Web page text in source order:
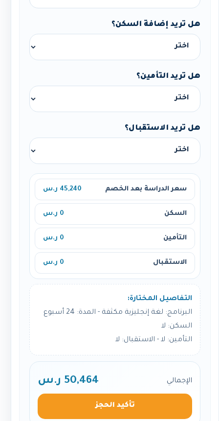
هل تريد إضافة السكن؟
هل تريد التأمين؟
هل تريد الاستقبال؟
سعر الدراسة بعد الخصم 45,240 ر.س
السكن 0 ر.س
التأمين 0 ر.س
الاستقبال 0 ر.س
التفاصيل المختارة:
البرنامج: لغة إنجليزية مكثفة - المدة: 24 أسبوع
السكن: لا
التأمين: لا - الاستقبال: لا
الإجمالي 50,464 ر.س
تأكيد الحجز